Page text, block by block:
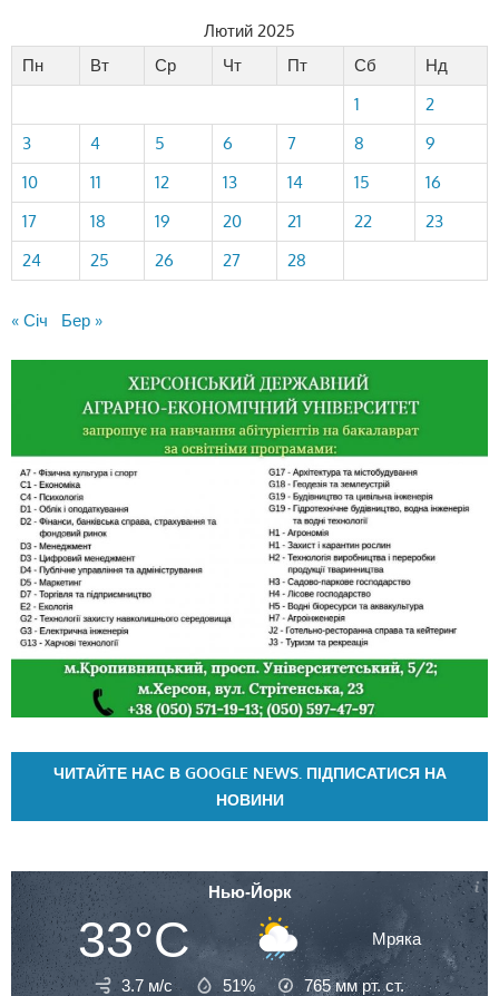
Лютий 2025
Пн
Вт Ср Чт Пт Сб
Нд
1
2
3
4 5 6 7 8
9
10
11 12 13 14 15
16
17
18 19 20 21 22
23
24
25 26 27 28
« Січ Бер »
ЧИТАЙТЕ НАС В GOOGLE NEWS. ПІДПИСАТИСЯ НА
НОВИНИ
Нью-Йорк
33°C Мряка
3.7 м/с 51% 765мм рт. ст.